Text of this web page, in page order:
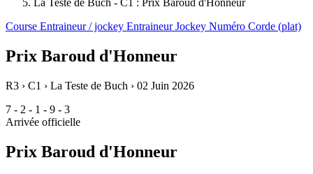
La Teste de Buch - C1 : Prix Baroud d'Honneur
Course Entraineur / jockey EntraineurJockey Numéro Corde (plat)
Prix Baroud d'Honneur
R3 › C1 › La Teste de Buch › 02 Juin 2026
7 - 2 - 1 - 9 - 3
Arrivée officielle
Prix Baroud d'Honneur